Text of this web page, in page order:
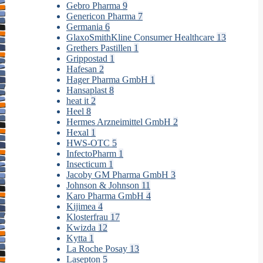
Gebro Pharma 9
Genericon Pharma 7
Germania 6
GlaxoSmithKline Consumer Healthcare 13
Grethers Pastillen 1
Grippostad 1
Hafesan 2
Hager Pharma GmbH 1
Hansaplast 8
heat it 2
Heel 8
Hermes Arzneimittel GmbH 2
Hexal 1
HWS-OTC 5
InfectoPharm 1
Insecticum 1
Jacoby GM Pharma GmbH 3
Johnson & Johnson 11
Karo Pharma GmbH 4
Kijimea 4
Klosterfrau 17
Kwizda 12
Kytta 1
La Roche Posay 13
Lasepton 5